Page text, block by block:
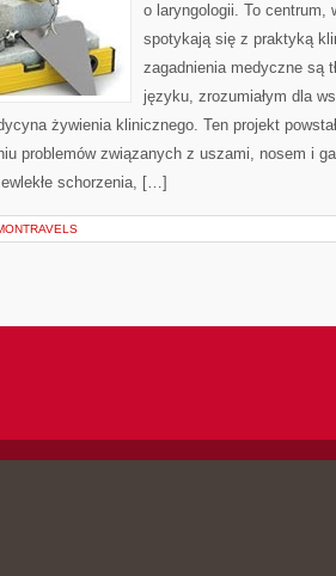
o laryngologii. To centrum,
spotykają się z praktyką
zagadnienia medyczne są
języku, zrozumiałym dla
żywienia klinicznego. Ten projekt
problemów związanych z uszami, nosem i
schorzenia, […]